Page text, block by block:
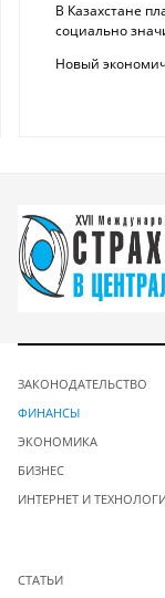
В Казахстане
социально
Новый
ЗАКОНОДАТЕЛЬСТВО
ФИНАНСЫ
ЭКОНОМИКА
БИЗНЕС
ИНТЕРНЕТ И
СТАТЬИ